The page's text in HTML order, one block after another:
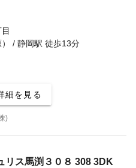
） / 静岡駅 徒歩13分
細を見る
)
リス馬渕３０８ 308 3DK